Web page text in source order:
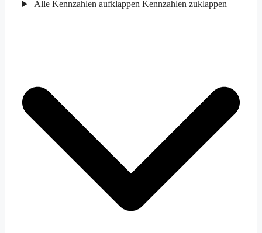
Alle Kennzahlen aufklappen Kennzahlen zuklappen